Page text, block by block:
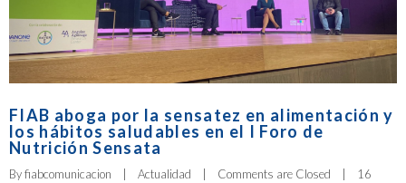
FIAB aboga por la sensatez en alimentación y
los hábitos saludables en el I Foro de
Nutrición Sensata
By fiabcomunicacion Actualidad Comments are Closed
16